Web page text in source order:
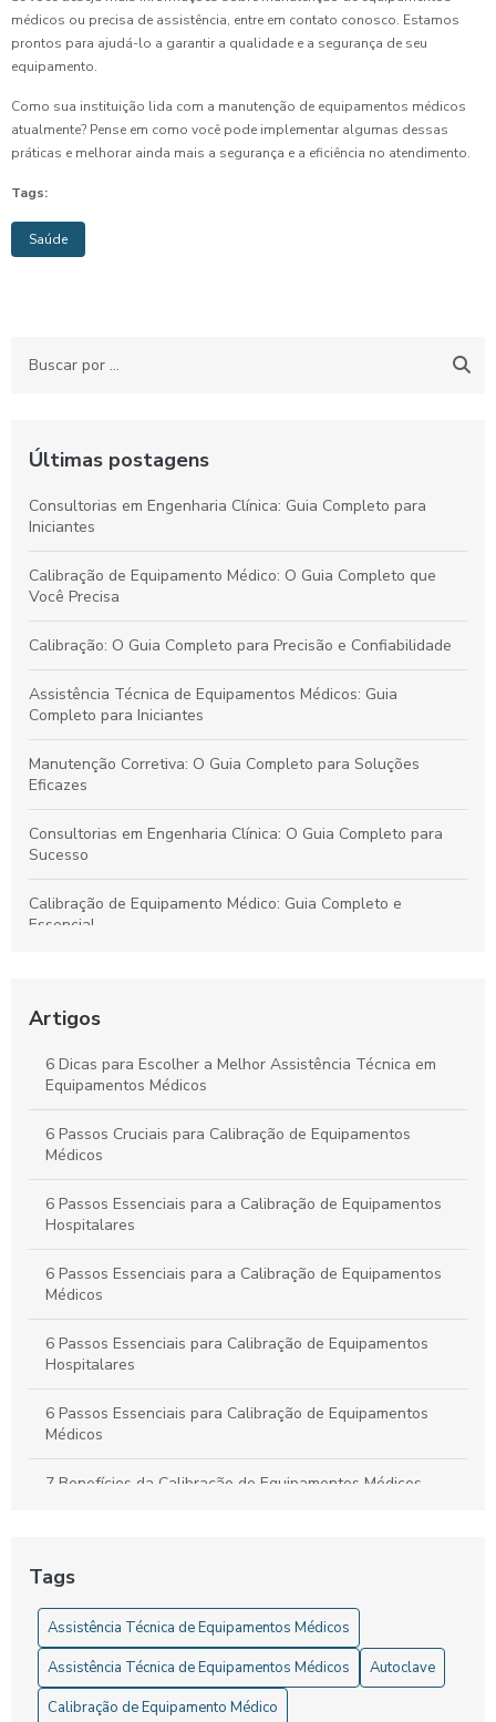
médicos ou precisa de assistência, entre em contato conosco. Estamos
prontos para ajudá-lo a garantir a qualidade e a segurança de seu
equipamento.
Como sua instituição lida com a manutenção de equipamentos médicos
atualmente? Pense em como você pode implementar algumas dessas
práticas e melhorar ainda mais a segurança e a eficiência no atendimento.
Tags:
Saúde
Últimas postagens
Consultorias em Engenharia Clínica: Guia Completo para
Iniciantes
Calibração de Equipamento Médico: O Guia Completo que
Você Precisa
Calibração: O Guia Completo para Precisão e Confiabilidade
Assistência Técnica de Equipamentos Médicos: Guia
Completo para Iniciantes
Manutenção Corretiva: O Guia Completo para Soluções
Eficazes
Consultorias em Engenharia Clínica: O Guia Completo para
Sucesso
Calibração de Equipamento Médico: Guia Completo e
Essencial
Conhecer
Consultorias em Engenharia Clínica: O Guia Completo para
Iniciantes
Artigos
6 Dicas para Escolher a Melhor Assistência Técnica em
Equipamentos Médicos
6 Passos Cruciais para Calibração de Equipamentos
Médicos
6 Passos Essenciais para a Calibração de Equipamentos
Hospitalares
6 Passos Essenciais para a Calibração de Equipamentos
Médicos
6 Passos Essenciais para Calibração de Equipamentos
Hospitalares
6 Passos Essenciais para Calibração de Equipamentos
Médicos
7 Benefícios da Calibração de Equipamentos Médicos
A importância da calibração em equipamentos médicos
para a segurança do paciente
Tags
Assistência Técnica de Equipamentos Médicos
Assistência Técnica de Equipamentos Médicos
Autoclave
Calibração de Equipamento Médico